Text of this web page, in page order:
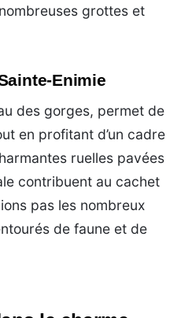
grottes et
Enimie
des gorges, permet de
en profitant d’un cadre
ruelles pavées
contribuent au cachet
pas les nombreux
de faune et de